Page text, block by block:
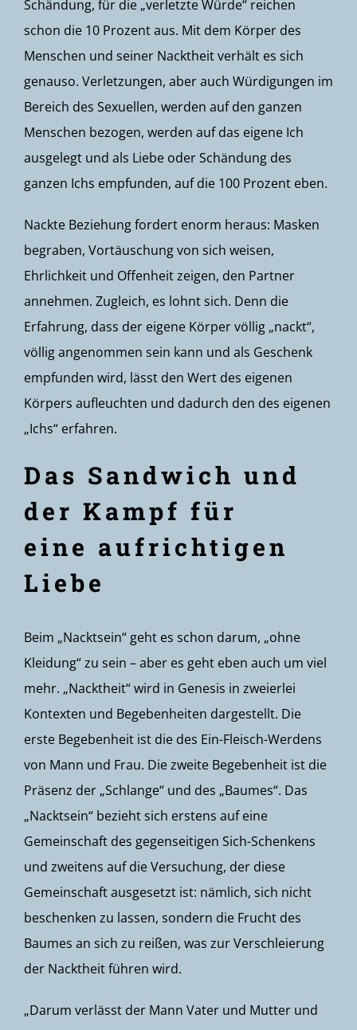
Schändung, für die „verletzte Würde“ reichen
schon die 10 Prozent aus. Mit dem Körper des
Menschen und seiner Nacktheit verhält es sich
genauso. Verletzungen, aber auch Würdigungen im
Bereich des Sexuellen, werden auf den ganzen
Menschen bezogen, werden auf das eigene Ich
ausgelegt und als Liebe oder Schändung des
ganzen Ichs empfunden, auf die 100 Prozent eben.
Nackte Beziehung fordert enorm heraus: Masken
begraben, Vortäuschung von sich weisen,
Ehrlichkeit und Offenheit zeigen, den Partner
annehmen. Zugleich, es lohnt sich. Denn die
Erfahrung, dass der eigene Körper völlig „nackt“,
völlig angenommen sein kann und als Geschenk
empfunden wird, lässt den Wert des eigenen
Körpers aufleuchten und dadurch den des eigenen
„Ichs“ erfahren.
Das Sandwich und
der Kampf für
eine aufrichtigen
Liebe
Beim „Nacktsein“ geht es schon darum, „ohne
Kleidung“ zu sein – aber es geht eben auch um viel
mehr. „Nacktheit“ wird in Genesis in zweierlei
Kontexten und Begebenheiten dargestellt. Die
erste Begebenheit ist die des Ein-Fleisch-Werdens
von Mann und Frau. Die zweite Begebenheit ist die
Präsenz der „Schlange“ und des „Baumes“. Das
„Nacktsein“ bezieht sich erstens auf eine
Gemeinschaft des gegenseitigen Sich-Schenkens
und zweitens auf die Versuchung, der diese
Gemeinschaft ausgesetzt ist: nämlich, sich nicht
beschenken zu lassen, sondern die Frucht des
Baumes an sich zu reißen, was zur Verschleierung
der Nacktheit führen wird.
„Darum verlässt der Mann Vater und Mutter und